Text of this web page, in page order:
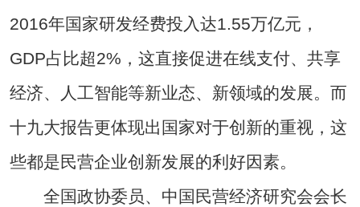
2016年国家研发经费投入达1.55万亿元，
GDP占比超2%，这直接促进在线支付、共享
经济、人工智能等新业态、新领域的发展。而
十九大报告更体现出国家对于创新的重视，这
些都是民营企业创新发展的利好因素。
全国政协委员、中国民营经济研究会会长